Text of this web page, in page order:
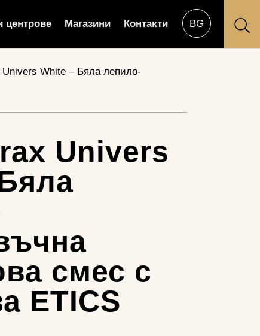
центрове Магазини Контакти U
Univers White – Бяла лепило-
Univers
смес с
ETICS